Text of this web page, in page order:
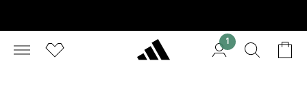
1